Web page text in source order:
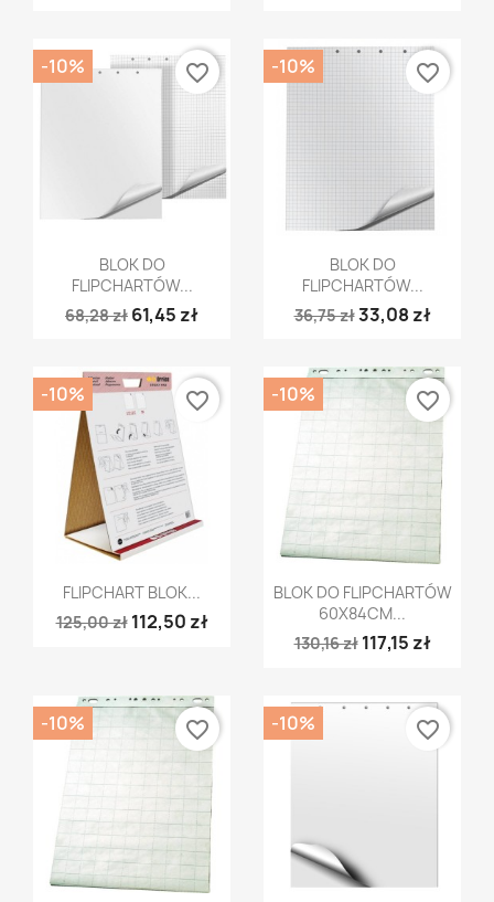
Szybki podgląd
BLOK DO
FLIPCHARTÓW...
68,28 zł 61,45 zł
-10% favorite_border
Szybki podgląd
BLOK DO
FLIPCHARTÓW...
36,75 zł33,08 zł
-10% favorite_border
 Szybki podgląd
FLIPCHART BLOK...
125,00 zł 112,50 zł
-10% favorite_border
Szybki podgląd
BLOK DO FLIPCHARTÓW
60X84CM...
130,16 zł 117,15 zł
-10% favorite_border
-10% favorite_border -10% favorite_border